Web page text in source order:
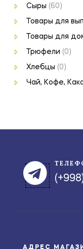
Сыры (60)
Товары для
Товары для
Трюфели (0)
Хлебцы (0)
Чай, Кофе,
АДРЕС